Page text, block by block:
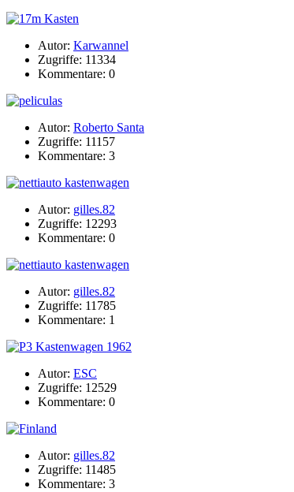
Autor: Karwannel
Zugriffe: 11334
Kommentare: 0
Autor: Roberto Santa
Zugriffe: 11157
Kommentare: 3
Autor: gilles.82
Zugriffe: 12293
Kommentare: 0
Autor: gilles.82
Zugriffe: 11785
Kommentare: 1
Autor: ESC
Zugriffe: 12529
Kommentare: 0
Autor: gilles.82
Zugriffe: 11485
Kommentare: 3